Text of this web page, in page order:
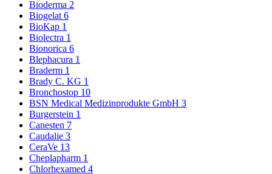
Bioderma 2
Biogelat 6
BioKap 1
Biolectra 1
Bionorica 6
Blephacura 1
Braderm 1
Brady C. KG 1
Bronchostop 10
BSN Medical Medizinprodukte GmbH 3
Burgerstein 1
Canesten 7
Caudalie 3
CeraVe 13
Cheplapharm 1
Chlorhexamed 4